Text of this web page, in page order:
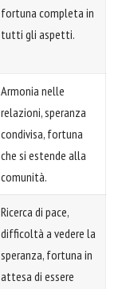
fortuna completa in
tutti gli aspetti.
Armonia nelle
relazioni, speranza
condivisa, fortuna
che si estende alla
comunità.
Ricerca di pace,
difficoltà a vedere la
speranza, fortuna in
attesa di essere